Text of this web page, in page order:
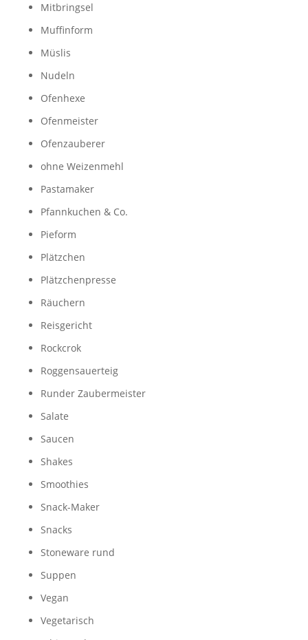
Mitbringsel
Muffinform
Müslis
Nudeln
Ofenhexe
Ofenmeister
Ofenzauberer
ohne Weizenmehl
Pastamaker
Pfannkuchen & Co.
Pieform
Plätzchen
Plätzchenpresse
Räuchern
Reisgericht
Rockcrok
Roggensauerteig
Runder Zaubermeister
Salate
Saucen
Shakes
Smoothies
Snack-Maker
Snacks
Stoneware rund
Suppen
Vegan
Vegetarisch